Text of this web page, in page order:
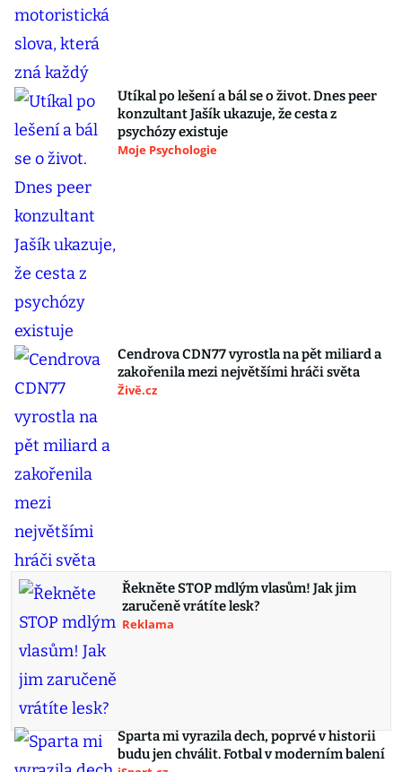
Utíkal po lešení a bál se o život. Dnes peer
konzultant Jašík ukazuje, že cesta z
psychózy existuje
Moje Psychologie
Cendrova CDN77 vyrostla na pět miliard a
zakořenila mezi největšími hráči světa
Živě.cz
Řekněte STOP mdlým vlasům! Jak jim
zaručeně vrátíte lesk?
Reklama
Sparta mi vyrazila dech, poprvé v historii
budu jen chválit. Fotbal v moderním balení